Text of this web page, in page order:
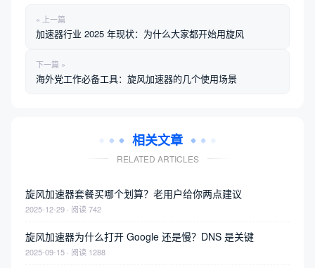
« 上一篇
加速器行业 2025 年现状：为什么大家都开始用旋风
下一篇 »
海外党工作必备工具：旋风加速器的几个使用场景
相关文章
RELATED ARTICLES
旋风加速器套餐买哪个划算？老用户给你两点建议
2025-12-29 · 阅读 742
旋风加速器为什么打开 Google 还是慢？DNS 是关键
2025-09-15 · 阅读 1288